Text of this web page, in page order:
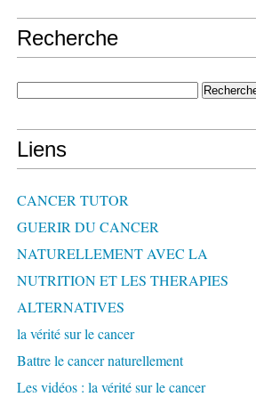
Recherche
Liens
CANCER TUTOR
GUERIR DU CANCER
NATURELLEMENT AVEC LA
NUTRITION ET LES THERAPIES
ALTERNATIVES
la vérité sur le cancer
Battre le cancer naturellement
Les vidéos : la vérité sur le cancer